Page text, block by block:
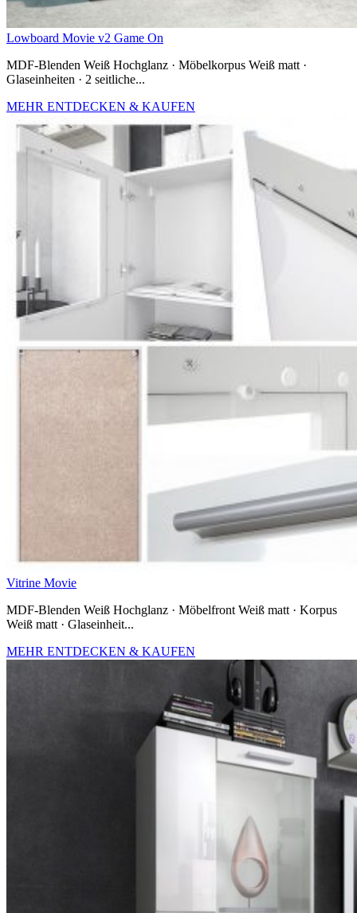
Lowboard Movie v2 Game On
MDF-Blenden Weiß Hochglanz · Möbelkorpus Weiß matt ·
Glaseinheiten · 2 seitliche...
MEHR ENTDECKEN & KAUFEN
Vitrine Movie
MDF-Blenden Weiß Hochglanz · Möbelfront Weiß matt · Korpus
Weiß matt · Glaseinheit...
MEHR ENTDECKEN & KAUFEN